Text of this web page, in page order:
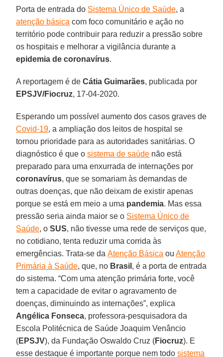
Porta de entrada do Sistema Único de Saúde, a
atenção básica com foco comunitário e ação no
território pode contribuir para reduzir a pressão sobre
os hospitais e melhorar a vigilância durante a
epidemia de coronavírus.
A reportagem é deCátia Guimarães, publicada por
EPSJV/Fiocruz, 17-04-2020.
Esperando um possível aumento dos casos graves de
Covid-19, a ampliação dos leitos de hospital se
tornou prioridade para as autoridades sanitárias. O
diagnóstico é que osistema de saúde não está
preparado para uma enxurrada de internações por
coronavírus, que se somariam às demandas de
outras doenças, que não deixam de existir apenas
porque se está em meio a uma pandemia. Mas essa
pressão seria ainda maior se o Sistema Único de
Saúde, oSUS, não tivesse uma rede de serviços que,
no cotidiano, tenta reduzir uma corrida às
emergências. Trata-se da Atenção Básica ouAtenção
Primária à Saúde, que, no Brasil , é a porta de entrada
do sistema. “Com uma atenção primária forte, você
tem a capacidade de evitar o agravamento de
doenças, diminuindo as internações”, explica
Angélica Fonseca, professora-pesquisadora da
Escola Politécnica de Saúde Joaquim Venâncio
(EPSJV), da Fundação Oswaldo Cruz (Fiocruz). E
esse destaque é importante porque nem todosistema